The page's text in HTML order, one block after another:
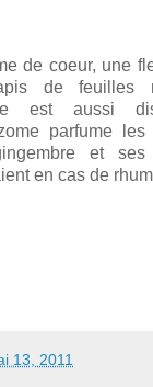
de coeur, une
de feuilles
est aussi
parfume
et ses
en cas de
13, 2011